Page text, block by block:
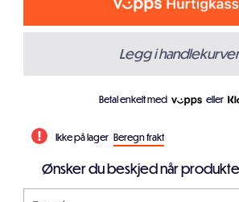
Legg i
Betal enkelt med eller
Ikke på lager Beregn frakt
Ønsker du beskjed når